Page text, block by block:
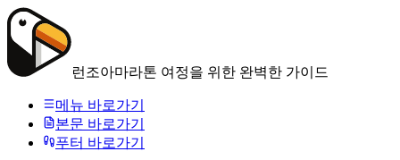
런조아마라톤 여정을 위한 완벽한 가이드
메뉴 바로가기
본문 바로가기
푸터 바로가기